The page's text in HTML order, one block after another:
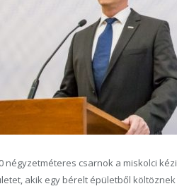
négyzetméteres csarnok a miskolci
akik egy bérelt épületből